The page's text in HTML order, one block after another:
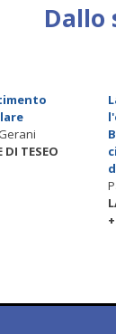
Dallo
DI TESEO
+